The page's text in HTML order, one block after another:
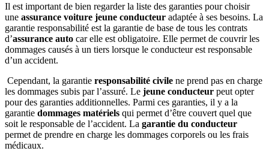
Il est important de bien regarder la liste des garanties pour choisir
une assurance voiture jeune conducteur adaptée à ses besoins. La
garantie responsabilité est la garantie de base de tous les contrats
d’assurance auto car elle est obligatoire. Elle permet de couvrir les
dommages causés à un tiers lorsque le conducteur est responsable
d’un accident.
Cependant, la garantie responsabilité civile ne prend pas en charge
les dommages subis par l’assuré. Le jeune conducteur peut opter
pour des garanties additionnelles. Parmi ces garanties, il y a la
garantie dommages matériels qui permet d’être couvert quel que
soit le responsable de l’accident. La garantie du conducteur
permet de prendre en charge les dommages corporels ou les frais
médicaux.